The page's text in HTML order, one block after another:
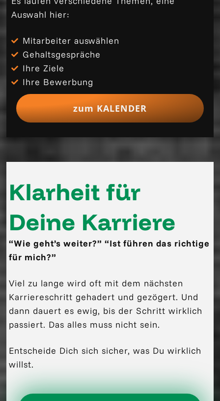
Auswahl hier:
Mitarbeiter auswählen
Gehaltsgespräche
Ihre Ziele
Ihre Bewerbung
zum KALENDER
Klarheit für
Deine Karriere
“Wie geht’s weiter?” “Ist führen das richtige
für mich?”
Viel zu lange wird oft mit dem nächsten
Karriereschritt gehadert und gezögert. Und
dann dauert es ewig, bis der Schritt wirklich
passiert. Das alles muss nicht sein.
Entscheide Dich sich sicher, was Du wirklich
willst.